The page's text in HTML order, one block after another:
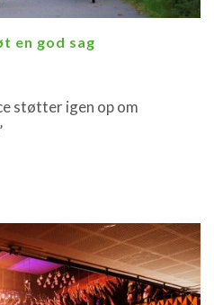
en god sag
støtter igen op om